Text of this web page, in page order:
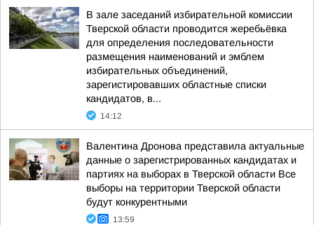
В зале заседаний избирательной комиссии
Тверской области проводится жеребьёвка
для определения последовательности
размещения наименований и эмблем
избирательных объединений,
зарегистировавших областные списки
кандидатов, в...
14:12
Валентина Дронова представила актуальные
данные о зарегистрированных кандидатах и
партиях на выборах в Тверской области Все
выборы на территории Тверской области
будут конкурентными
13:59